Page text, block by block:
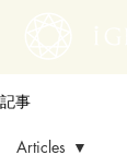
記事
Articles